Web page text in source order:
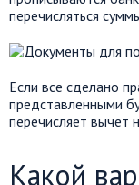
перечисляться
Если все сделано
представленными
перечисляет вычет
Какой